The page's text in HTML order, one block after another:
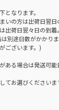
となります。
いの方は出荷日翌日
出荷日翌々日の到着。
別途日数がかかり
ございます。)
ある場合は発送可
てお選びください